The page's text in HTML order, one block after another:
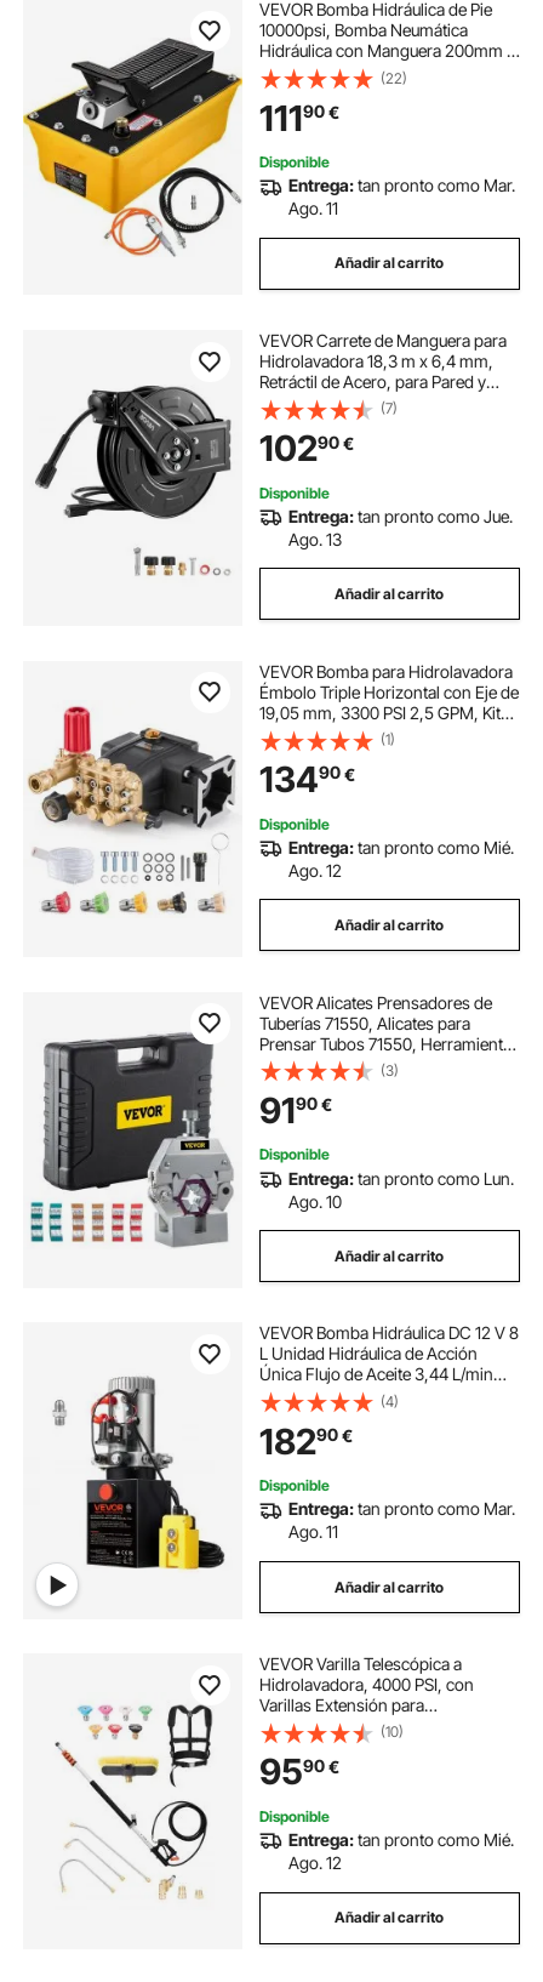
VEVOR Bomba Hidráulica de Pie
10000psi, Bomba Neumática
Hidráulica con Manguera 200mm y
Pistola Rociadora, Capacidad 2.3L
Bomba Hidráulica de Aire Control
de Pedal Simple para Maquinari
(22)
11190€
Disponible
Entrega:tan pronto como Mar.
Ago. 11
Añadir al carrito
VEVOR Carrete de Manguera para
Hidrolavadora 18,3 m x 6,4 mm,
Retráctil de Acero, para Pared y
Suelo, Presión de 275,8 bar,
Rebobinado Automático para
Lavado de Coches, Suelos y
Jardines, Negro
(7)
10290€
Disponible
Entrega:tan pronto como Jue.
Ago. 13
Añadir al carrito
VEVOR Bomba para Hidrolavadora
Émbolo Triple Horizontal con Eje de
19,05 mm, 3300 PSI 2,5 GPM, Kit
de Repuesto para Hidrolavadora
con 5 Boquillas, Compatible con
Simpson MorFlex 40224, 40225,
40226
(1)
13490€
Disponible
Entrega:tan pronto como Mié.
Ago. 12
Añadir al carrito
VEVOR Alicates Prensadores de
Tuberías 71550, Alicates para
Prensar Tubos 71550, Herramienta
Kit de Prensado de Manguera,
Adecuado para El Engaste de Tubos
de Aire Acondicionado de
Automóviles
(3)
9190€
Disponible
Entrega:tan pronto como Lun.
Ago. 10
Añadir al carrito
VEVOR Bomba Hidráulica DC 12 V 8
L Unidad Hidráulica de Acción
Única Flujo de Aceite 3,44 L/min
Presión Máxima de Descarga 22
MPa para Volquete, Plataforma
Elevadora, Remolque, Elevación y
Descarga
(4)
18290€
Disponible
Entrega:tan pronto como Mar.
Ago. 11
Añadir al carrito
VEVOR Varilla Telescópica a
Hidrolavadora, 4000 PSI, con
Varillas Extensión para
Hidrolavadora, Limpiador de
Canaletas, Cabezal Cepillo,
Acoplador Pivotante, 7 Boquillas
Rociadoras, 175 x 45 x 1393 mm
(10)
9590€
Disponible
Entrega:tan pronto como Mié.
Ago. 12
Añadir al carrito